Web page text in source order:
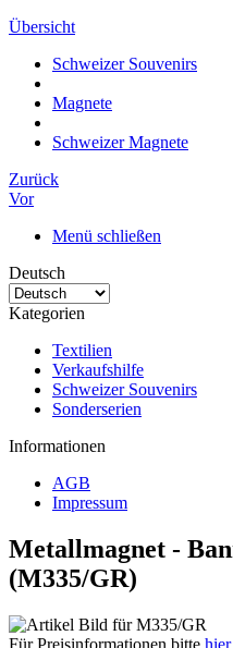
Übersicht
Schweizer Souvenirs
Magnete
Schweizer Magnete
Zurück
Vor
Menü schließen
Deutsch
Kategorien
Textilien
Verkaufshilfe
Schweizer Souvenirs
Sonderserien
Informationen
AGB
Impressum
Metallmagnet -
(M335/GR)
Für Preisinformationen bitte